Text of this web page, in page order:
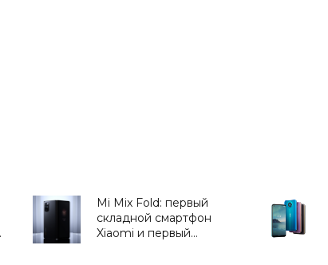
Mi Mix Fold: первый
складной смартфон
Xiaomi и первый